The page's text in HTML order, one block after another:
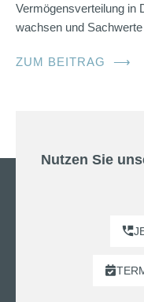
Vermögensverteilung in
wachsen und
ZUM BEITRAG ⟶
Nutzen Sie